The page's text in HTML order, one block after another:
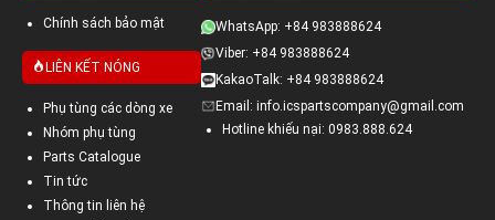
Chính sách bảo mật
LIÊN KẾT NÓNG
Phụ tùng các dòng xe
Nhóm phụ tùng
Parts Catalogue
Tin tức
Thông tin liên hệ
WhatsApp: +84 983888624
Viber: +84 983888624
KakaoTalk: +84 983888624
Email: info.icspartscompany@gmail.com
Hotline khiếu nại: 0983.888.624